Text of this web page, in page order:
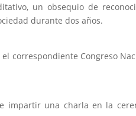
un obsequio de
durante dos años.
correspondiente Congreso
impartir una charla en la